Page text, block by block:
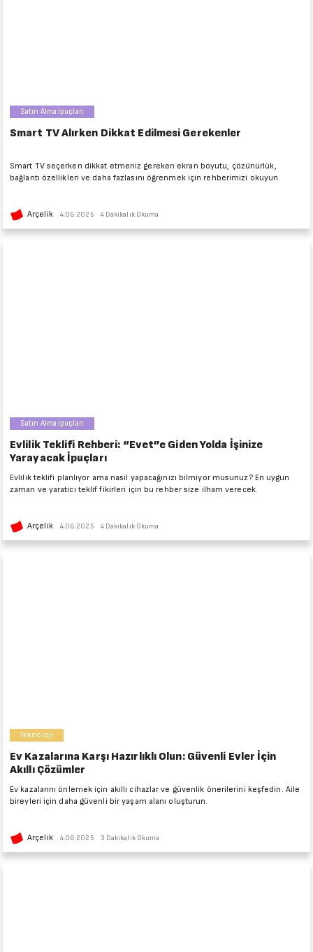
Satın Alma İpuçları
Smart TV Alırken Dikkat Edilmesi Gerekenler
Smart TV seçerken dikkat etmeniz gereken ekran boyutu, çözünürlük,
bağlantı özellikleri ve daha fazlasını öğrenmek için rehberimizi okuyun.
Arçelik 4.06.2025 4 Dakikalık Okuma
Satın Alma İpuçları
Evlilik Teklifi Rehberi: “Evet”e Giden Yolda İşinize
Yarayacak İpuçları
Evlilik teklifi planlıyor ama nasıl yapacağınızı bilmiyor musunuz? En uygun
zaman ve yaratıcı teklif fikirleri için bu rehber size ilham verecek.
Arçelik 4.06.2025 4 Dakikalık Okuma
Teknoloji
Ev Kazalarına Karşı Hazırlıklı Olun: Güvenli Evler İçin
Akıllı Çözümler
Ev kazalarını önlemek için akıllı cihazlar ve güvenlik önerilerini keşfedin. Aile
bireyleri için daha güvenli bir yaşam alanı oluşturun.
Arçelik 4.06.2025 3 Dakikalık Okuma